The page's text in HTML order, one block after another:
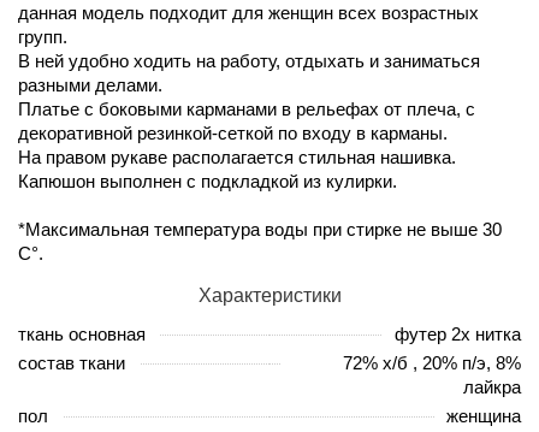
данная модель подходит для женщин всех возрастных
групп.
В ней удобно ходить на работу, отдыхать и заниматься
разными делами.
Платье с боковыми карманами в рельефах от плеча, с
декоративной резинкой-сеткой по входу в карманы.
На правом рукаве располагается стильная нашивка.
Капюшон выполнен с подкладкой из кулирки.
*Максимальная температура воды при стирке не выше 30
С°.
Характеристики
ткань основная
футер 2х нитка
состав ткани
72% х/б , 20% п/э, 8%
лайкра
пол
женщина